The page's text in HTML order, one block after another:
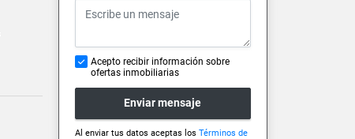
Acepto recibir información sobre
ofertas inmobiliarias
Enviar mensaje
Al enviar tus datos aceptas los Términos de